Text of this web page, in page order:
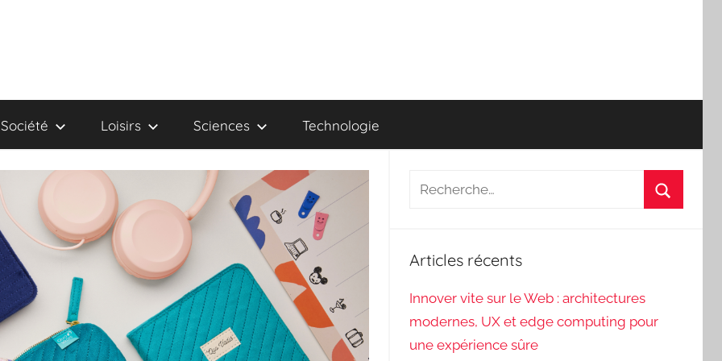
Société Loisirs Sciences Technologie
Recherche
Articles récents
Innover vite sur le Web : architectures
modernes, UX et edge computing pour
une expérience sûre